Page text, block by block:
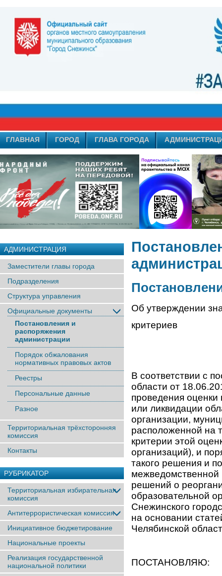
ГЛАВНАЯ ГОРОД ГЛАВА ГОРОДА
АДМИНИСТРАЦИЯ
Заместители главы города
Подразделения
Структура управления
Официальные документы
Постановления и
распоряжения
администрации
Порядок обжалования
нормативных правовых актов
Реестры
Персональные данные
Разное
Территориальная трёхсторонняя
комиссия
Контакты
РУБРИКАТОР
Территориальная избирательная
комиссия
Антитеррористическая комиссия
Инициативное бюджетирование
Национальные проекты
Реализация государственной
национальной политики
Об утверждении
критериев
В соответствии с
области от
проведения
или ликвидации
организации,
расположенной на
критерии этой
организаций), и
такого решения и
межведомственной
решений о
образовательной
Снежинского
на основании
Челябинской
ПОСТАНОВЛЯЮ: